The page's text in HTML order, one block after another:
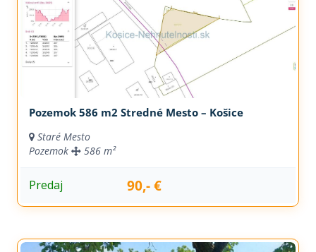
Pozemok 586 m2 Stredné Mesto – Košice
Staré Mesto
Pozemok
586 m²
Predaj 90,- €